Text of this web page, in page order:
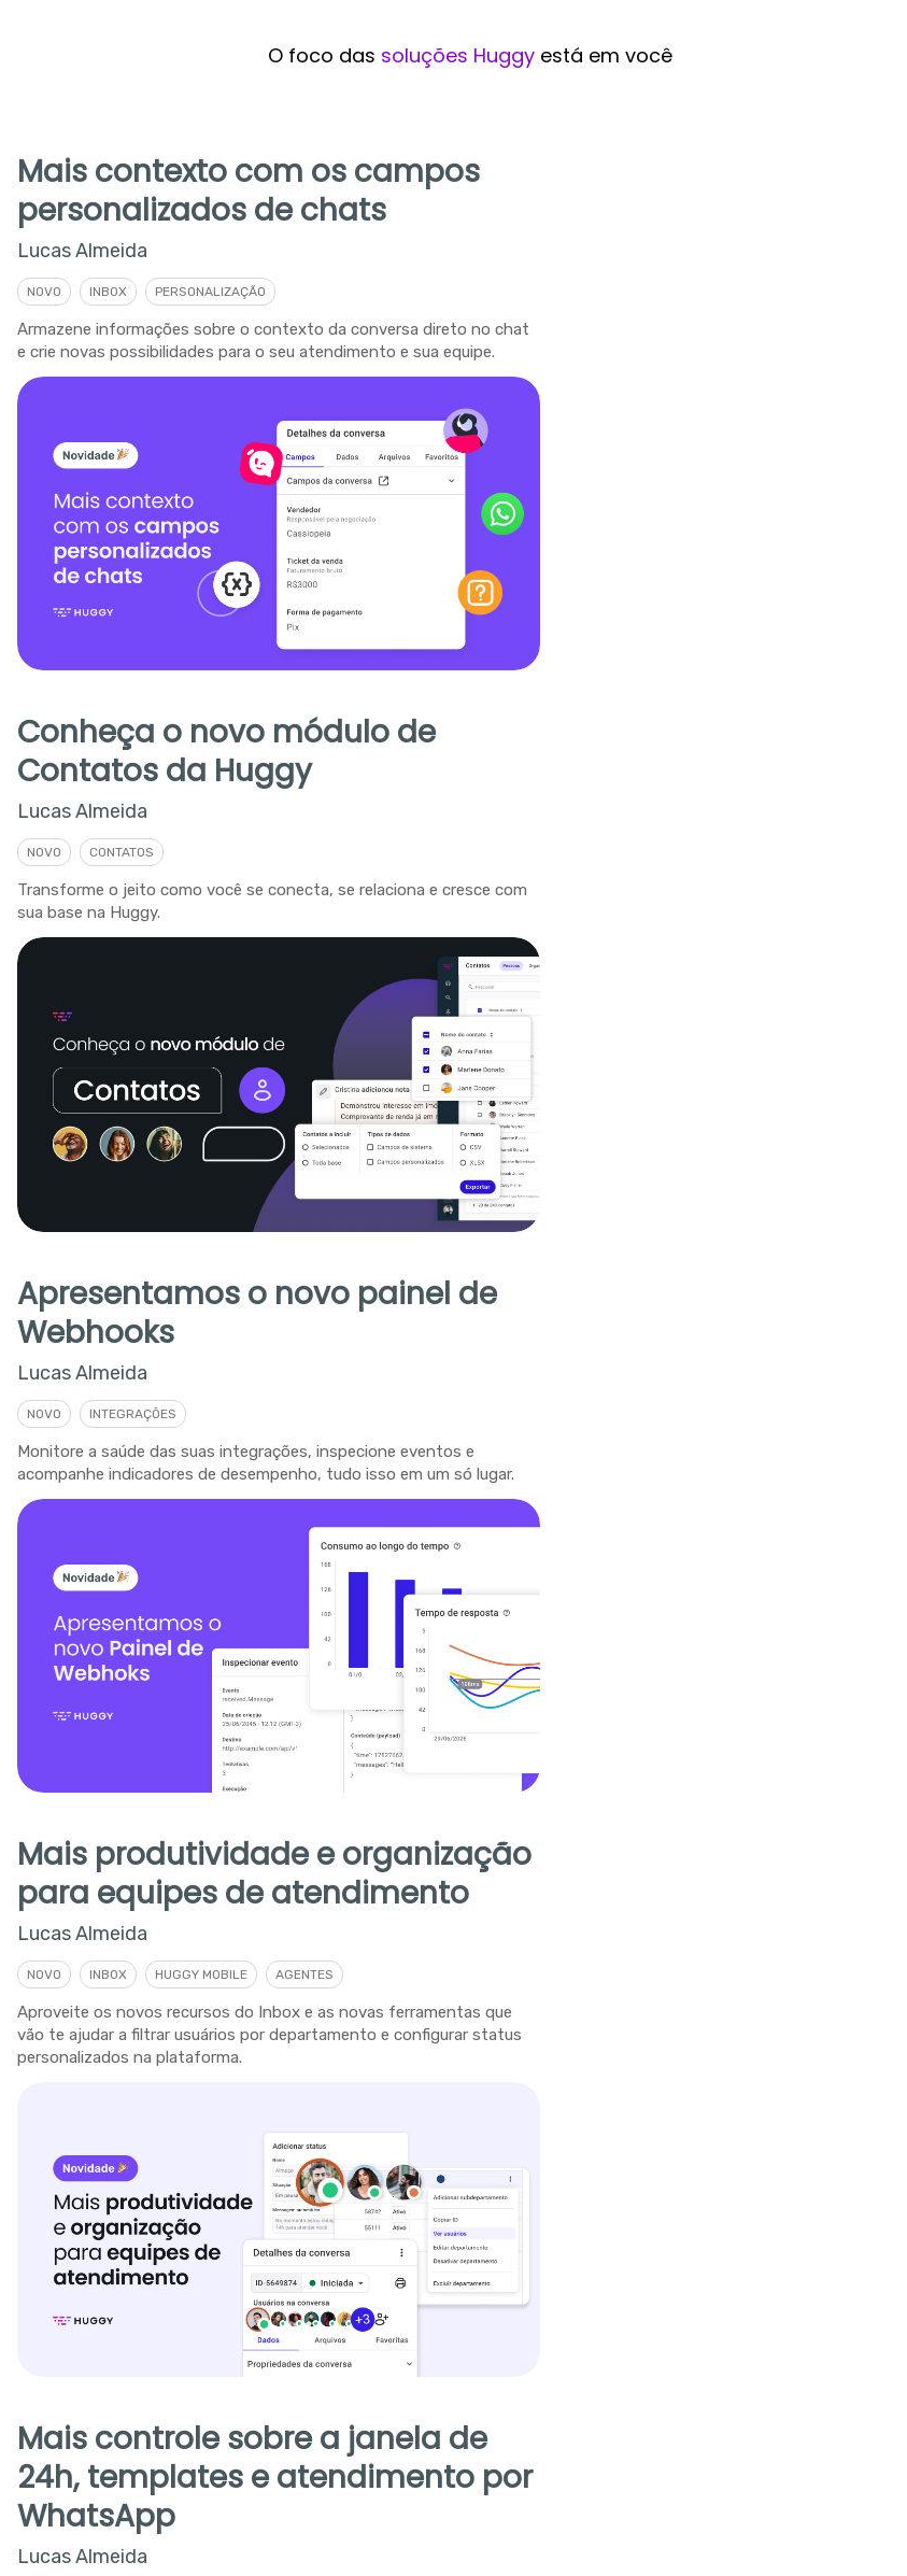
O foco das soluções Huggyestá em você
Mais contexto com os campos
personalizados de chats
Lucas Almeida
NOVO INBOX PERSONALIZAÇÃO
Armazene informações sobre o contexto da conversa direto no chat
e crie novas possibilidades para o seu atendimento e sua equipe.
Conheça o novo módulo de
Contatos da Huggy
Lucas Almeida
NOVO CONTATOS
Transforme o jeito como você se conecta, se relaciona e cresce com
sua base na Huggy.
Apresentamos o novo painel de
Webhooks
Lucas Almeida
NOVO INTEGRAÇÕES
Monitore a saúde das suas integrações, inspecione eventos e
acompanhe indicadores de desempenho, tudo isso em um só lugar.
Mais produtividade e organização
para equipes de atendimento
Lucas Almeida
NOVO INBOX HUGGY MOBILE AGENTES
Aproveite os novos recursos do Inbox e as novas ferramentas que
vão te ajudar a filtrar usuários por departamento e configurar status
personalizados na plataforma.
Mais controle sobre a janela de
24h, templates e atendimento por
WhatsApp
Lucas Almeida